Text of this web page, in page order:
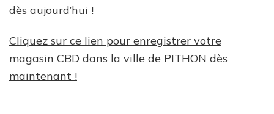
dès aujourd’hui !
Cliquez sur ce lien pour enregistrer votre
magasin CBD dans la ville de PITHON dès
maintenant !